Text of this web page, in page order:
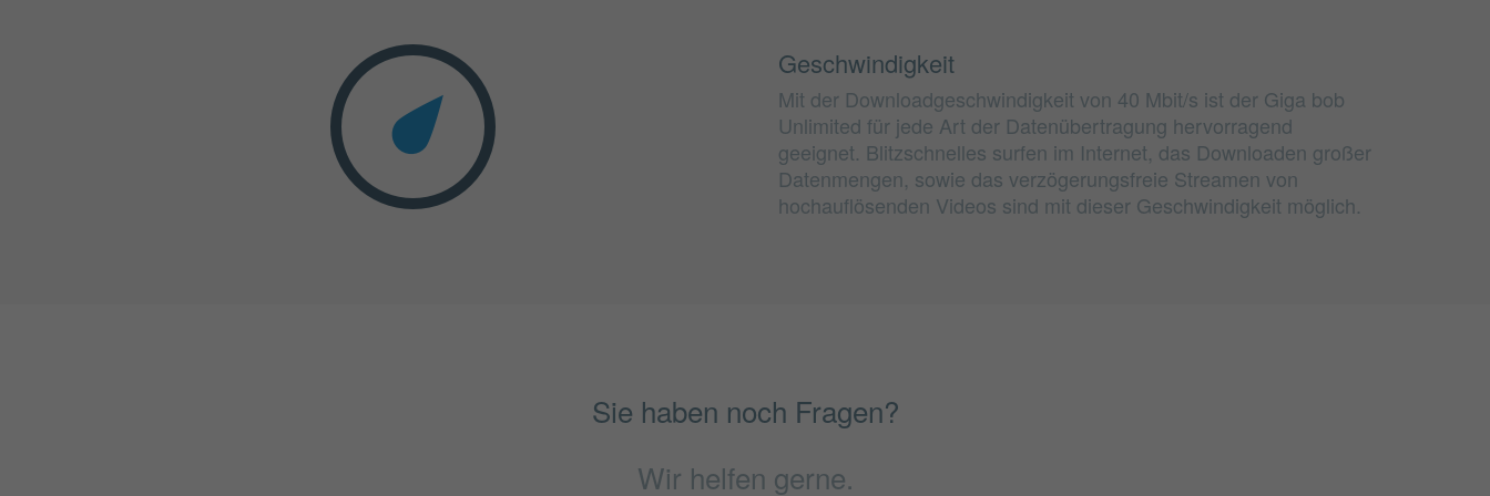
Geschwindigkeit
Mit der Downloadgeschwindigkeit von 40 Mbit/s ist der Giga bob
Unlimited für jede Art der Datenübertragung hervorragend
geeignet. Blitzschnelles surfen im Internet, das Downloaden großer
Datenmengen, sowie das verzögerungsfreie Streamen von
hochauflösenden Videos sind mit dieser Geschwindigkeit möglich.
Sie haben noch Fragen?
Wir helfen gerne.